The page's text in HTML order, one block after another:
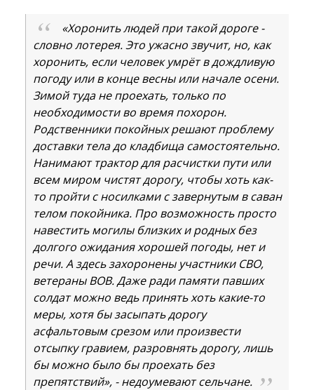
«Хоронить людей при такой дороге -
словно лотерея. Это ужасно звучит, но, как
хоронить, если человек умрёт в дождливую
погоду или в конце весны или начале осени.
Зимой туда не проехать, только по
необходимости во время похорон.
Родственники покойных решают проблему
доставки тела до кладбища самостоятельно.
Нанимают трактор для расчистки пути или
всем миром чистят дорогу, чтобы хоть как-
то пройти с носилками с завернутым в саван
телом покойника. Про возможность просто
навестить могилы близких и родных без
долгого ожидания хорошей погоды, нет и
речи. А здесь захоронены участники СВО,
ветераны ВОВ. Даже ради памяти павших
солдат можно ведь принять хоть какие-то
меры, хотя бы засыпать дорогу
асфальтовым срезом или произвести
отсыпку гравием, разровнять дорогу, лишь
бы можно было бы проехать без
препятствий», - недоумевают сельчане.